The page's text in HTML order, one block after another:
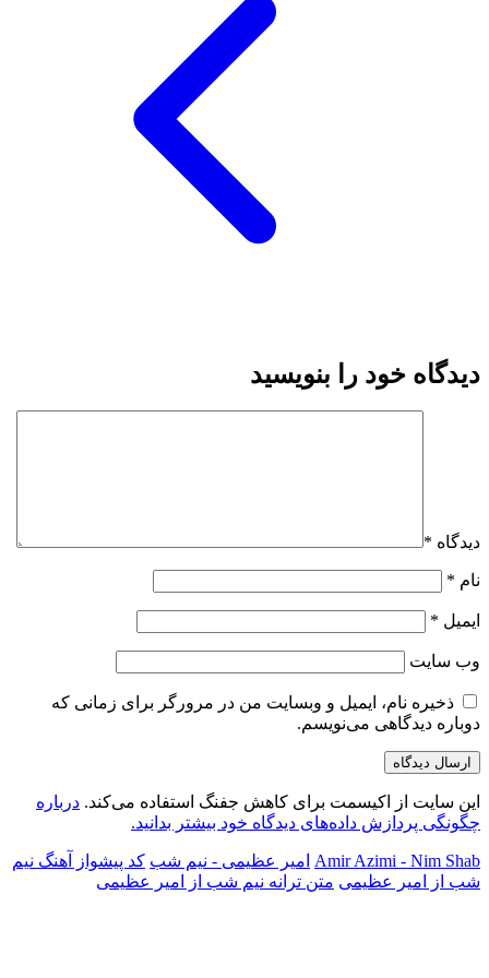
دیدگاه خود را بنویسید
دیدگاه *
نام *
ایمیل *
وب‌ سایت
ذخیره نام، ایمیل و وبسایت من در مرورگر برای زمانی که
دوباره دیدگاهی می‌نویسم.
این سایت از اکیسمت برای کاهش جفنگ استفاده می‌کند. درباره
چگونگی پردازش داده‌های دیدگاه خود بیشتر بدانید.
Amir Azimi - Nim Shab امیر عظیمی - نیم شب کد پیشواز آهنگ نیم
شب از امیر عظیمی متن ترانه نیم شب از امیر عظیمی